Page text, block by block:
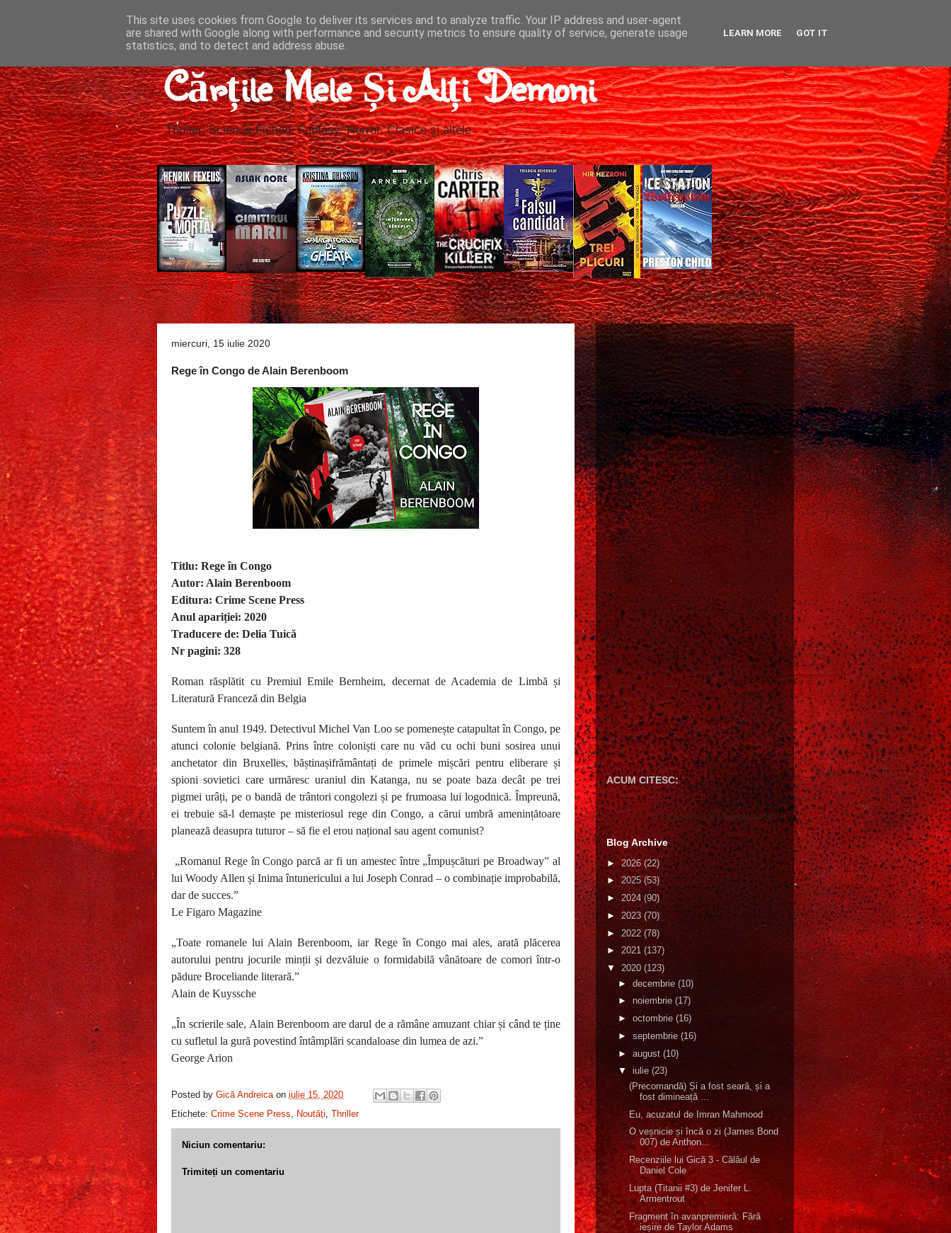
Cărțile Mele Și Alți Demoni
Thriller, Science-Fiction, Fantasy, Horror, Clasice și altele
Gică Andreica's favorite books »
miercuri, 15 iulie 2020
Rege în Congo de Alain Berenboom
Titlu: Rege în Congo
Autor: Alain Berenboom
Editura: Crime Scene Press
Anul apariției: 2020
Traducere de: Delia Tuică
Nr pagini: 328
Roman răsplătit cu Premiul Emile Bernheim, decernat de Academia de Limbă și
Literatură Franceză din Belgia
Suntem în anul 1949. Detectivul Michel Van Loo se pomenește catapultat în Congo, pe
atunci colonie belgiană. Prins între coloniști care nu văd cu ochi buni sosirea unui
anchetator din Bruxelles, băștinașifrământați de primele mișcări pentru eliberare și
spioni sovietici care urmăresc uraniul din Katanga, nu se poate baza decât pe trei
pigmei urâți, pe o bandă de trântori congolezi și pe frumoasa lui logodnică. Împreună,
ei trebuie să-l demaște pe misteriosul rege din Congo, a cărui umbră amenințătoare
planează deasupra tuturor – să fie el erou național sau agent comunist?
„Romanul Rege în Congo parcă ar fi un amestec între „Împușcături pe Broadway” al
lui Woody Allen și Inima întunericului a lui Joseph Conrad – o combinație improbabilă,
dar de succes.”
Le Figaro Magazine
„Toate romanele lui Alain Berenboom, iar Rege în Congo mai ales, arată plăcerea
autorului pentru jocurile minții și dezvăluie o formidabilă vânătoare de comori într-o
pădure Broceliande literară.”
Alain de Kuyssche
„În scrierile sale, Alain Berenboom are darul de a rămâne amuzant chiar și când te ține
cu sufletul la gură povestind întâmplări scandaloase din lumea de azi.”
George Arion
Posted by Gică Andreica on iulie 15, 2020
Etichete: Crime Scene Press, Noutăți, Thriller
Niciun comentariu:
Trimiteți un comentariu
ACUM CITESC:
Gică Andreica's favorite books »
Blog Archive
►2026(22)
►2025(53)
► 2024(90)
►2023(70)
► 2022(78)
► 2021 (137)
▼ 2020 (123)
► decembrie (10)
► noiembrie (17)
► octombrie (16)
► septembrie (16)
► august (10)
▼ iulie (23)
(Precomandă) Și a fost seară, și a
fost dimineață ...
Eu, acuzatul de Imran Mahmood
O veșnicie și încă o zi (James Bond
007) de Anthon...
Recenziile lui Gică 3 - Călăul de
Daniel Cole
Lupta (Titanii #3) de Jenifer L.
Armentrout
Fragment în avanpremieră: Fără
ieșire de Taylor Adams
This site uses cookies from Google to deliver its services and to analyze traffic. Your IP address and user-agent
are shared with Google along with performance and security metrics to ensure quality of service, generate usage
statistics, and to detect and address abuse.
LEARN MORE GOT IT